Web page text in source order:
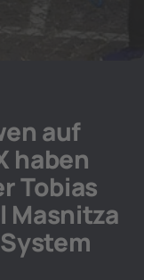
auf
haben
Tobias
Masnitza